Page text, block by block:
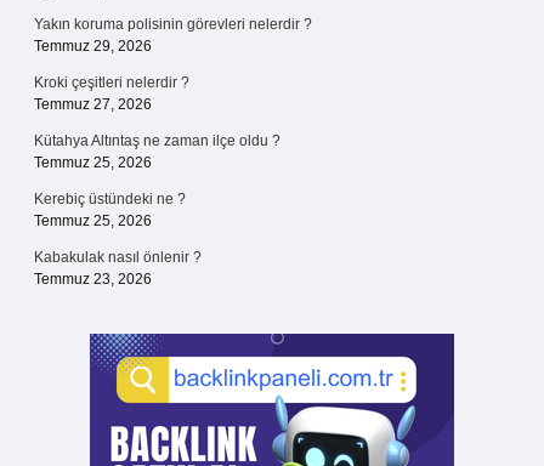
Yakın koruma polisinin görevleri nelerdir ?
Temmuz 29, 2026
Kroki çeşitleri nelerdir ?
Temmuz 27, 2026
Kütahya Altıntaş ne zaman ilçe oldu ?
Temmuz 25, 2026
Kerebiç üstündeki ne ?
Temmuz 25, 2026
Kabakulak nasıl önlenir ?
Temmuz 23, 2026